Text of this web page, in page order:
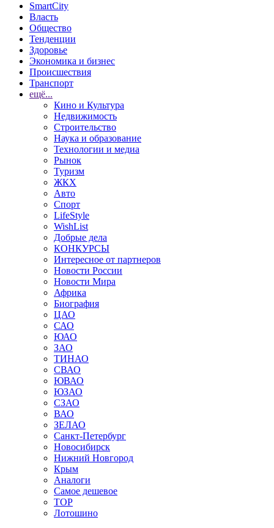
SmartCity
Власть
Общество
Тенденции
Здоровье
Экономика и бизнес
Происшествия
Транспорт
ещё...
Кино и Культура
Недвижимость
Строительство
Наука и образование
Технологии и медиа
Рынок
Туризм
ЖКХ
Авто
Спорт
LifeStyle
WishList
Добрые дела
КОНКУРСЫ
Интересное от партнеров
Новости России
Новости Мира
Африка
Биография
ЦАО
САО
ЮАО
ЗАО
ТИНАО
СВАО
ЮВАО
ЮЗАО
СЗАО
ВАО
ЗЕЛАО
Санкт-Петербург
Новосибирск
Нижний Новгород
Крым
Аналоги
Самое дешевое
TOP
Лотошино